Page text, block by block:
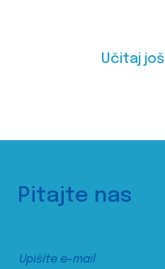
Učitaj još
Pitajte nas